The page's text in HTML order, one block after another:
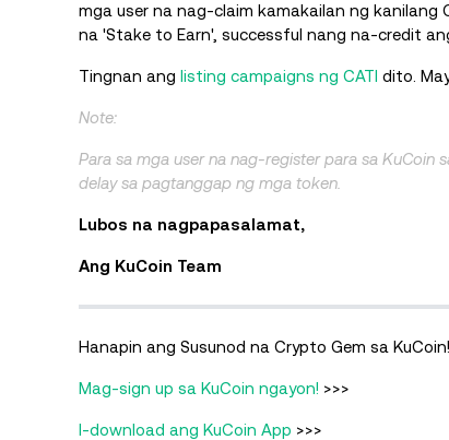
mga user na nag-claim kamakailan ng kanilang
na 'Stake to Earn', successful nang na-credit
Tingnan ang listing campaigns ng CATI dito.
Note:
Para sa mga user na nag-register para sa
delay sa pagtanggap ng mga token.
Lubos na nagpapasalamat,
Ang KuCoin Team
Hanapin ang Susunod na Crypto Gem sa KuCoin!
Mag-sign up sa KuCoin ngayon! >>>
I-download ang KuCoin App >>>